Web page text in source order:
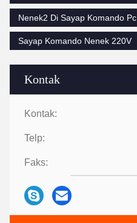
Kontak
Kontak:
Telp:
Faks:
Nenek2 Di Sayap Komando Pc
Sayap Komando Nenek 220V